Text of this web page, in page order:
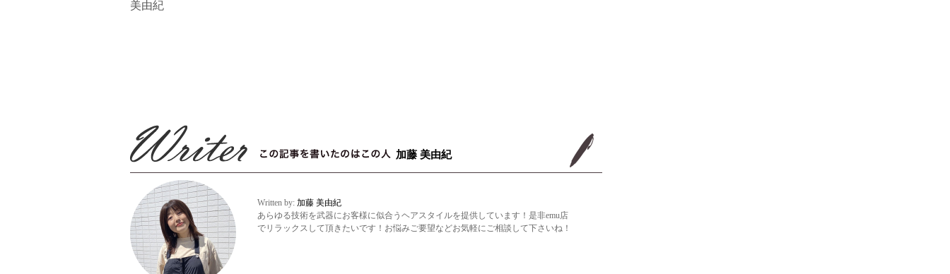
美由紀
加藤 美由紀
Written by: 加藤 美由紀
あらゆる技術を武器にお客様に似合うヘアスタイルを提供しています！是非emu店
でリラックスして頂きたいです！お悩みご要望などお気軽にご相談して下さいね！